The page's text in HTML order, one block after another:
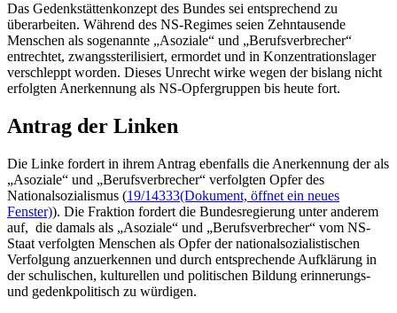
Das Gedenkstättenkonzept des Bundes sei entsprechend zu
überarbeiten. Während des NS-Regimes seien Zehntausende
Menschen als sogenannte „Asoziale“ und „Berufsverbrecher“
entrechtet, zwangssterilisiert, ermordet und in Konzentrationslager
verschleppt worden. Dieses Unrecht wirke wegen der bislang nicht
erfolgten Anerkennung als NS-Opfergruppen bis heute fort.
Antrag der Linken
Die Linke fordert in ihrem Antrag ebenfalls die Anerkennung der als
„Asoziale“ und „Berufsverbrecher“ verfolgten Opfer des
Nationalsozialismus (19/14333(Dokument, öffnet ein neues
Fenster)). Die Fraktion fordert die Bundesregierung unter anderem
auf, die damals als „Asoziale“ und „Berufsverbrecher“ vom NS-
Staat verfolgten Menschen als Opfer der nationalsozialistischen
Verfolgung anzuerkennen und durch entsprechende Aufklärung in
der schulischen, kulturellen und politischen Bildung erinnerungs-
und gedenkpolitisch zu würdigen.